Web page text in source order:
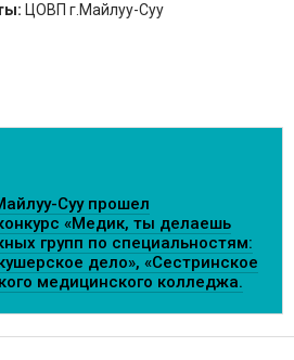
ЦОВП г.Майлуу-Суу
Суу прошел
«Медик, ты делаешь
групп по специальностям:
дело», «Сестринское
медицинского колледжа.